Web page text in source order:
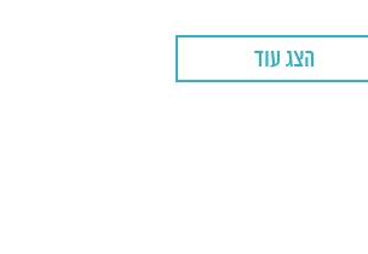
הצג עוד